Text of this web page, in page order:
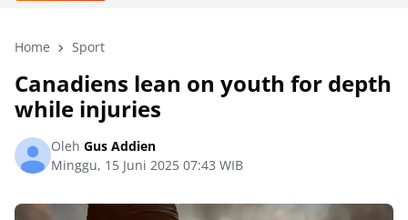
Home Sport
Canadiens lean on youth for depth
while injuries
Oleh Gus Addien
Minggu, 15 Juni 2025 07:43 WIB